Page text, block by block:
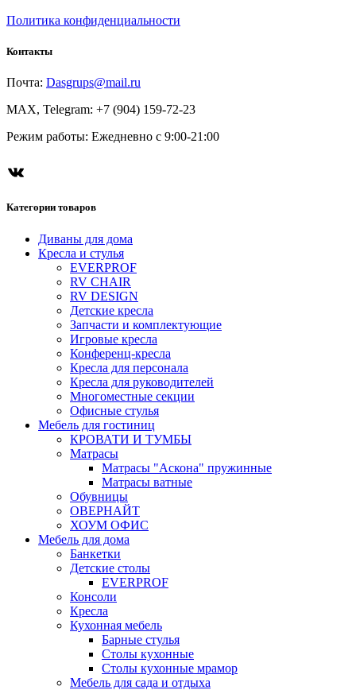
Политика конфиденциальности
Контакты
Почта: Dasgrups@mail.ru
MAX, Telegram: +7 (904) 159-72-23
Режим работы: Ежедневно с 9:00-21:00
ВКонтакте
Категории товаров
Диваны для дома
Кресла и стулья
EVERPROF
RV CHAIR
RV DESIGN
Детские кресла
Запчасти и комплектующие
Игровые кресла
Конференц-кресла
Кресла для персонала
Кресла для руководителей
Многоместные секции
Офисные стулья
Мебель для гостиниц
КРОВАТИ И ТУМБЫ
Матрасы
Матрасы "Аскона" пружинные
Матрасы ватные
Обувницы
ОВЕРНАЙТ
ХОУМ ОФИС
Мебель для дома
Банкетки
Детские столы
EVERPROF
Консоли
Кресла
Кухонная мебель
Барные стулья
Столы кухонные
Столы кухонные мрамор
Мебель для сада и отдыха